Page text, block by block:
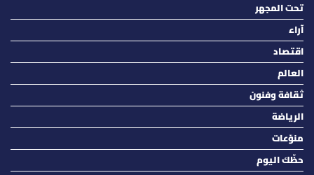
تحت المجهر
آراء
اقتصاد
العالم
ثقافة وفنون
الرياضة
منوّعات
حظّك اليوم